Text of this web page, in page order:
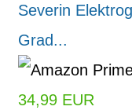
Severin
Grad...
34,99 EUR